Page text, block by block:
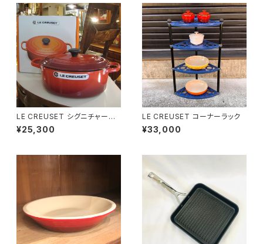
LE CREUSET シグニチャー
ココット・オーバル 25cm/チェリ
ーレッド
¥25,300
LE CREUSET コーナーラック
¥33,000